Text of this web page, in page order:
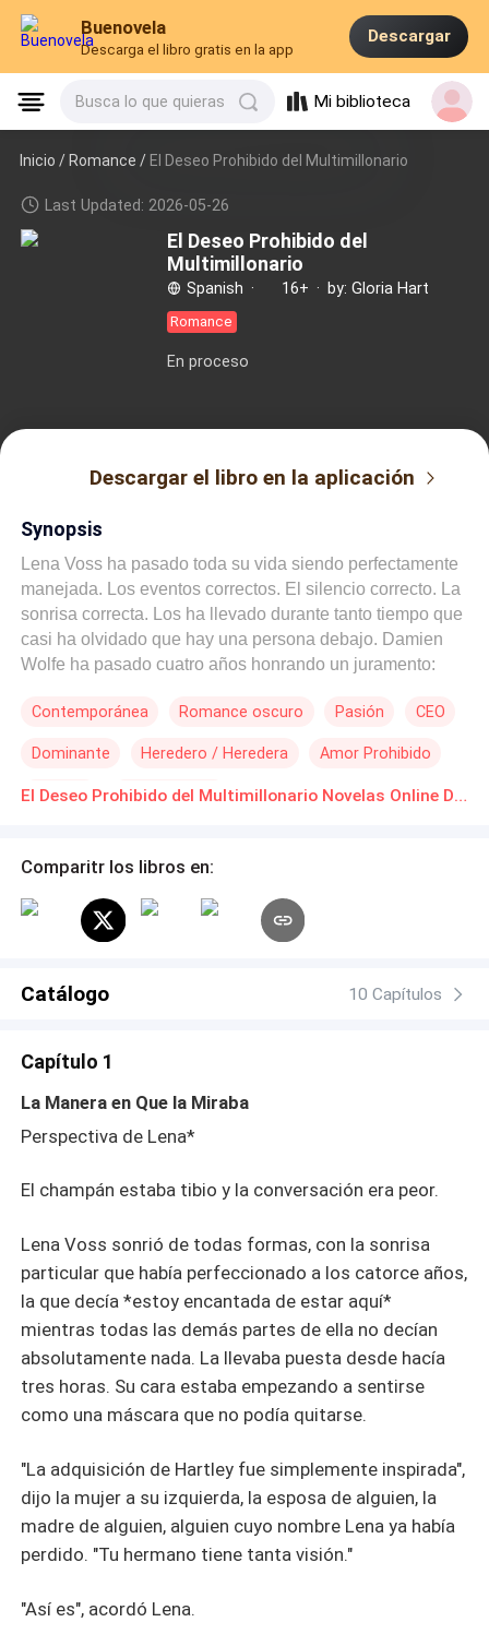
Buenovela
Descarga el libro gratis en la app
Descargar
Busca lo que quieras Mi biblioteca
Inicio /Romance / El Deseo Prohibido del Multimillonario
Last Updated: 2026-05-26
El Deseo Prohibido del
Multimillonario
Spanish · 16+ · by: Gloria Hart
Romance
En proceso
Descargar el libro en la aplicación
Synopsis
Lena Voss ha pasado toda su vida siendo perfectamente
manejada. Los eventos correctos. El silencio correcto. La
sonrisa correcta. Los ha llevado durante tanto tiempo que
casi ha olvidado que hay una persona debajo. Damien
Wolfe ha pasado cuatro años honrando un juramento:
cueste lo que cueste. Lo ha cumplido. Por poco. Hasta la
con una advertencia en los labios y algo mucho más
peligroso en los ojos. *"Si tu hermano descubre lo que
completamente inevitable: horas robadas, silencios
pesado cuanto más tiempo lo cargan. Y bajo todo ello,
una red de verdades que ninguno vio venir: que él ha
hermano hizo una promesa usando el futuro de ella como
En un mundo construido sobre la lealtad, el legado y la
equivocada no es solo algo prohibido. Lo cuesta todo.
Contemporánea Romance oscuro Pasión CEO
Dominante Heredero / Heredera Amor Prohibido
Traición Malentendido El Deseo Prohibido del Multimillonario Novelas Online Descarga gratuita de PDF
Comparitr los libros en:
Catálogo 10 Capítulos
Capítulo 1
La Manera en Que la Miraba
Perspectiva de Lena*
El champán estaba tibio y la conversación era peor.
Lena Voss sonrió de todas formas, con la sonrisa
particular que había perfeccionado a los catorce años,
la que decía *estoy encantada de estar aquí*
mientras todas las demás partes de ella no decían
absolutamente nada. La llevaba puesta desde hacía
tres horas. Su cara estaba empezando a sentirse
como una máscara que no podía quitarse.
"La adquisición de Hartley fue simplemente inspirada",
dijo la mujer a su izquierda, la esposa de alguien, la
madre de alguien, alguien cuyo nombre Lena ya había
perdido. "Tu hermano tiene tanta visión."
"Así es", acordó Lena.